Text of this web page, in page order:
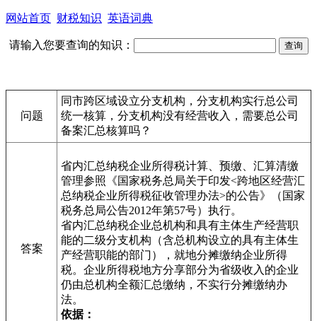
网站首页 财税知识 英语词典
请输入您要查询的知识：
问题
同市跨区域设立分支机构，分支机构实行总公司
统一核算，分支机构没有经营收入，需要总公司
备案汇总核算吗？
答案
省内汇总纳税企业所得税计算、预缴、汇算清缴
管理参照《国家税务总局关于印发<跨地区经营汇
总纳税企业所得税征收管理办法>的公告》（国家
税务总局公告2012年第57号）执行。
省内汇总纳税企业总机构和具有主体生产经营职
能的二级分支机构（含总机构设立的具有主体生
产经营职能的部门），就地分摊缴纳企业所得
税。企业所得税地方分享部分为省级收入的企业
仍由总机构全额汇总缴纳，不实行分摊缴纳办
法。
依据：